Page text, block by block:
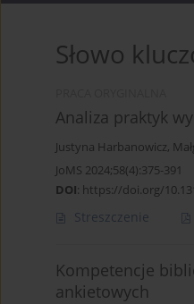
Słowo
Analiza praktyk
Justyna Harbanowicz,
JoMS 2024;58(4):375-391
DOI: https://doi.org/
Streszczenie
Kompetencje
ankietowych